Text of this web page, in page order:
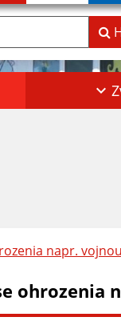
napr. vojnou
ohrozenia